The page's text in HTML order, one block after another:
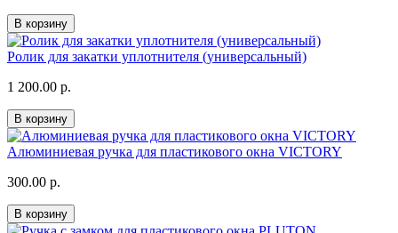
В корзину
Ролик для закатки уплотнителя (универсальный)
1 200.00 р.
В корзину
Алюминиевая ручка для пластикового окна VICTORY
300.00 р.
В корзину